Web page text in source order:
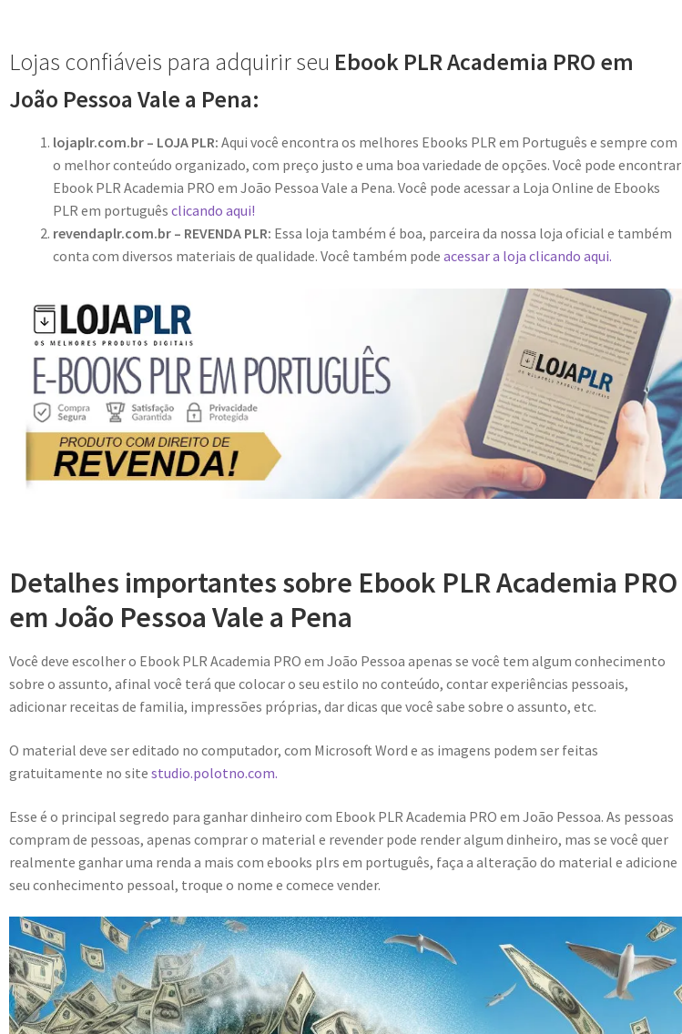
Lojas confiáveis para adquirir seu Ebook PLR Academia PRO em
João Pessoa Vale a Pena:
lojaplr.com.br – LOJA PLR: Aqui você encontra os melhores Ebooks PLR em Português e sempre com
o melhor conteúdo organizado, com preço justo e uma boa variedade de opções. Você pode encontrar
Ebook PLR Academia PRO em João Pessoa Vale a Pena. Você pode acessar a Loja Online de Ebooks
PLR em português clicando aqui!
revendaplr.com.br – REVENDA PLR: Essa loja também é boa, parceira da nossa loja oficial e também
conta com diversos materiais de qualidade. Você também pode acessar a loja clicando aqui.
Detalhes importantes sobre Ebook PLR Academia PRO
em João Pessoa Vale a Pena
Você deve escolher o Ebook PLR Academia PRO em João Pessoa apenas se você tem algum conhecimento
sobre o assunto, afinal você terá que colocar o seu estilo no conteúdo, contar experiências pessoais,
adicionar receitas de familia, impressões próprias, dar dicas que você sabe sobre o assunto, etc.
O material deve ser editado no computador, com Microsoft Word e as imagens podem ser feitas
gratuitamente no site studio.polotno.com.
Esse é o principal segredo para ganhar dinheiro com Ebook PLR Academia PRO em João Pessoa. As pessoas
compram de pessoas, apenas comprar o material e revender pode render algum dinheiro, mas se você quer
realmente ganhar uma renda a mais com ebooks plrs em português, faça a alteração do material e adicione
seu conhecimento pessoal, troque o nome e comece vender.